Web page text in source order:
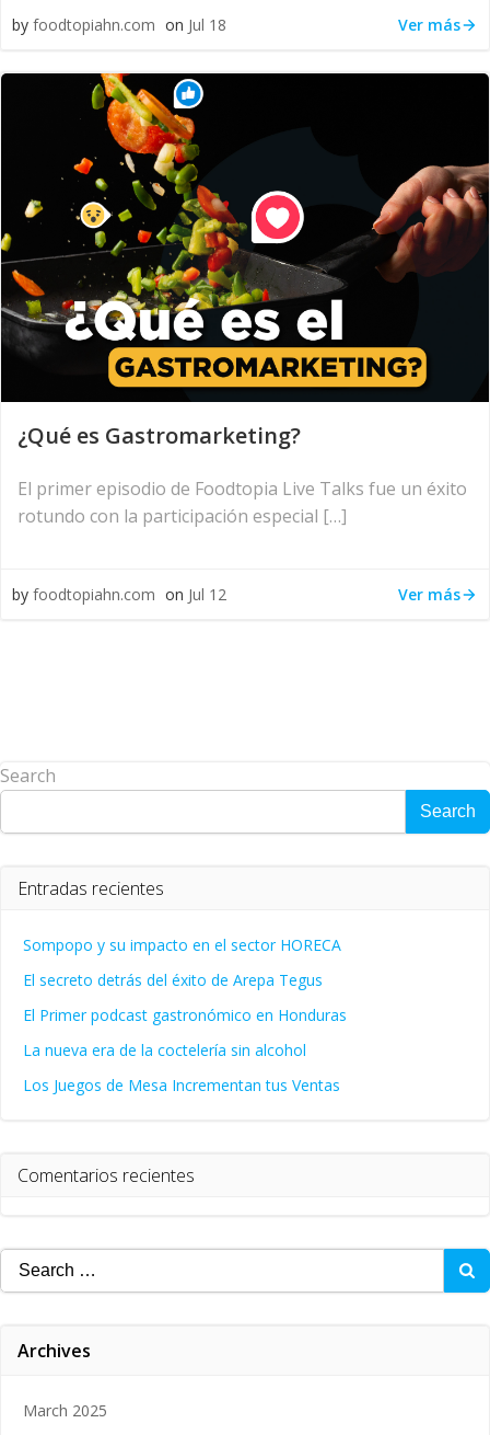
by foodtopiahn.com on Jul 18 Ver más
¿Qué es Gastromarketing?
El primer episodio de Foodtopia Live Talks fue un éxito
rotundo con la participación especial […]
by foodtopiahn.com on Jul 12 Ver más
Search
Search
Entradas recientes
Sompopo y su impacto en el sector HORECA
El secreto detrás del éxito de Arepa Tegus
El Primer podcast gastronómico en Honduras
La nueva era de la coctelería sin alcohol
Los Juegos de Mesa Incrementan tus Ventas
Comentarios recientes
Search
for:
Archives
March 2025